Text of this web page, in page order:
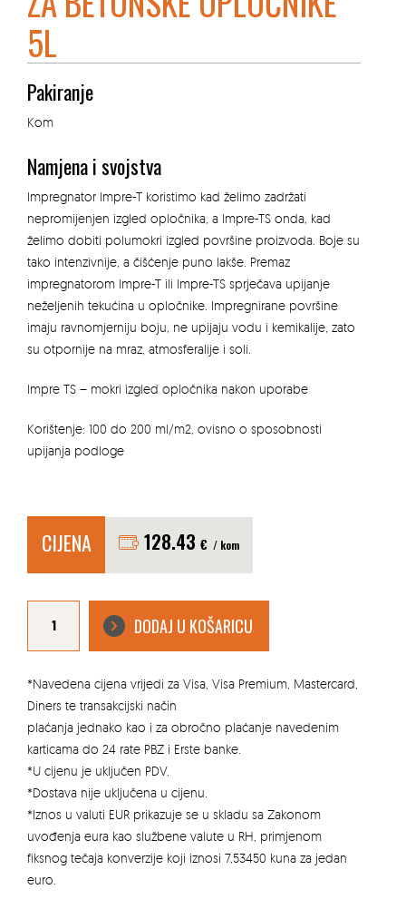
5L
Pakiranje
Kom
Namjena i svojstva
Impregnator Impre-T koristimo kad želimo zadržati
nepromijenjen izgled opločnika, a Impre-TS onda, kad
želimo dobiti polumokri izgled površine proizvoda. Boje su
tako intenzivnije, a čišćenje puno lakše. Premaz
impregnatorom Impre-T ili Impre-TS sprječava upijanje
neželjenih tekućina u opločnike. Impregnirane površine
imaju ravnomjerniju boju, ne upijaju vodu i kemikalije, zato
su otpornije na mraz, atmosferalije i soli.
Impre TS – mokri izgled opločnika nakon uporabe
Korištenje: 100 do 200 ml/m2, ovisno o sposobnosti
upijanja podloge
CIJENA 128.43 € / kom
IMPRE-
impregnacija
opločnike
DODAJ U KOŠARICU
*Navedena cijena vrijedi za Visa, Visa Premium, Mastercard,
Diners te transakcijski način
plaćanja jednako kao i za obročno plaćanje navedenim
karticama do 24 rate PBZ i Erste banke.
*U cijenu je uključen PDV.
*Dostava nije uključena u cijenu.
*Iznos u valuti EUR prikazuje se u skladu sa Zakonom
uvođenja eura kao službene valute u RH, primjenom
fiksnog tečaja konverzije koji iznosi 7,53450 kuna za jedan
euro.